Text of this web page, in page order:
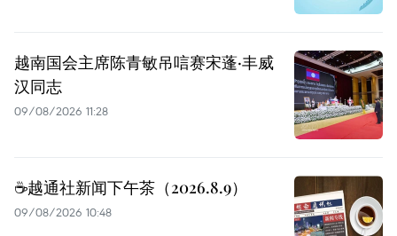
越南国会主席陈青敏吊唁赛宋蓬·丰威
汉同志
09/08/2026 11:28
☕️越通社新闻下午茶（2026.8.9）
09/08/2026 10:48